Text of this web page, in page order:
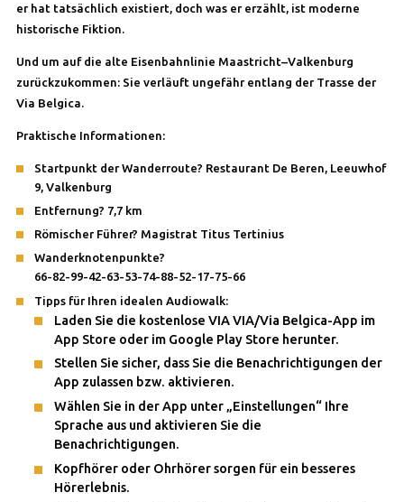
er hat tatsächlich existiert, doch was er erzählt, ist moderne
historische Fiktion.
Und um auf die alte Eisenbahnlinie Maastricht–Valkenburg
zurückzukommen: Sie verläuft ungefähr entlang der Trasse der
Via Belgica.
Praktische Informationen:
Startpunkt der Wanderroute? Restaurant De Beren, Leeuwhof
9, Valkenburg
Entfernung? 7,7 km
Römischer Führer? Magistrat Titus Tertinius
Wanderknotenpunkte?
66-82-99-42-63-53-74-88-52-17-75-66
Tipps für Ihren idealen Audiowalk:
Laden Sie die kostenlose VIA VIA/Via Belgica-App im
App Store oder im Google Play Store herunter.
Stellen Sie sicher, dass Sie die Benachrichtigungen der
App zulassen bzw. aktivieren.
Wählen Sie in der App unter „Einstellungen“ Ihre
Sprache aus und aktivieren Sie die
Benachrichtigungen.
Kopfhörer oder Ohrhörer sorgen für ein besseres
Hörerlebnis.